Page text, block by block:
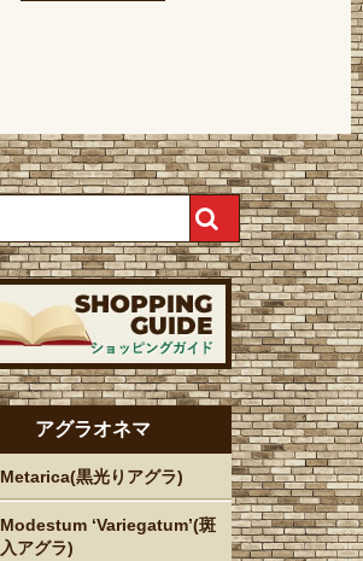
アグラオネマ
Metarica(黒光りアグラ)
Modestum ‘Variegatum’(斑
入アグラ)